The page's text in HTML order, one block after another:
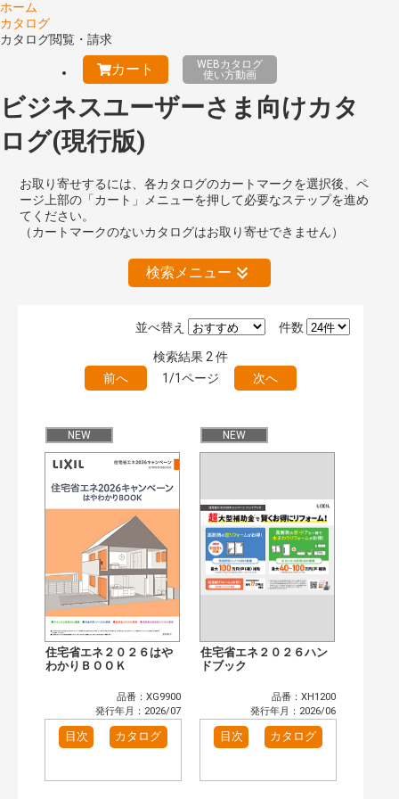
ホーム
カタログ
カタログ閲覧・請求
カート
WEBカタログ
使い方動画
ビジネスユーザーさま向けカタ
ログ(現行版)
お取り寄せするには、各カタログのカートマークを選択後、ペ
ージ上部の「カート」メニューを押して必要なステップを進め
てください。
（カートマークのないカタログはお取り寄せできません）
検索メニュー
絞り込みの解除
現行版 旧版（WEBカタログ）
キーワード検索（あいまい）
おすすめハッシュタグ
まずはここから（4）
施工イメージ・アイデア集（1）
リフォームおすすめ（14）
省エネ住宅関連（3）
補助金・優遇制度を知る（2）
カタログ一覧＆使い方（1）
カテゴリー
窓・シャッター（2）
玄関ドア・引戸（2）
インテリア建材（2）
エクステリア（2）
洗面化粧室（1）
トイレ（2）
小型電気温水器（1）
水栓金具（1）
発行年で検索
件数
並べ替え
検索結果 2 件
前へ
1/1ページ 次へ
NEW
住宅省エネ２０２６はや
わかりＢＯＯＫ
品番：XG9900
発行年月：2026/07
目次 カタログ
NEW
住宅省エネ２０２６ハン
ドブック
品番：XH1200
発行年月：2026/06
目次 カタログ